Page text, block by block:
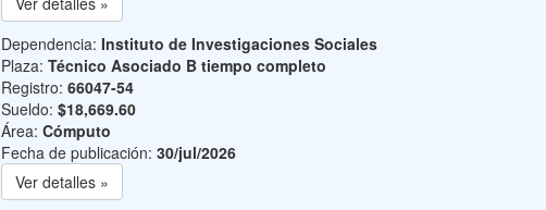
Dependencia: Instituto de Investigaciones Sociales
Plaza: Técnico Asociado B tiempo completo
Registro: 66047-54
Sueldo: $18,669.60
Área: Cómputo
Fecha de publicación: 30/jul/2026
Ver detalles »